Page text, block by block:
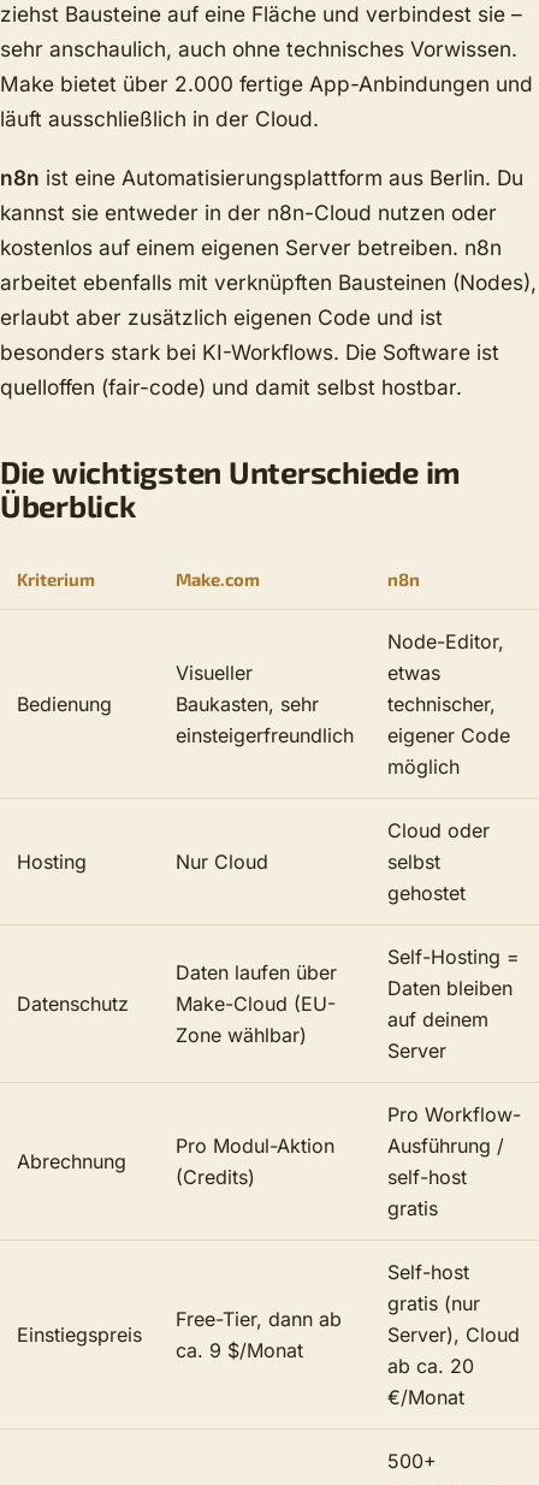
ziehst Bausteine auf eine Fläche und verbindest sie –
sehr anschaulich, auch ohne technisches Vorwissen.
Make bietet über 2.000 fertige App-Anbindungen und
läuft ausschließlich in der Cloud.
n8n ist eine Automatisierungsplattform aus Berlin. Du
kannst sie entweder in der n8n-Cloud nutzen oder
kostenlos auf einem eigenen Server betreiben. n8n
arbeitet ebenfalls mit verknüpften Bausteinen (Nodes),
erlaubt aber zusätzlich eigenen Code und ist
besonders stark bei KI-Workflows. Die Software ist
quelloffen (fair-code) und damit selbst hostbar.
Die wichtigsten Unterschiede im
Überblick
Kriterium Make.com n8n
Bedienung
Visueller
Baukasten, sehr
einsteigerfreundlich
Node-Editor,
etwas
technischer,
eigener Code
möglich
Hosting Nur Cloud
Cloud oder
selbst
gehostet
Datenschutz
Daten laufen über
Make-Cloud (EU-
Zone wählbar)
Self-Hosting =
Daten bleiben
auf deinem
Server
Abrechnung
Pro Modul-Aktion
(Credits)
Pro Workflow-
Ausführung /
self-host
gratis
Einstiegspreis
Free-Tier, dann ab
ca. 9 $/Monat
Self-host
gratis (nur
Server), Cloud
ab ca. 20
€/Monat
500+